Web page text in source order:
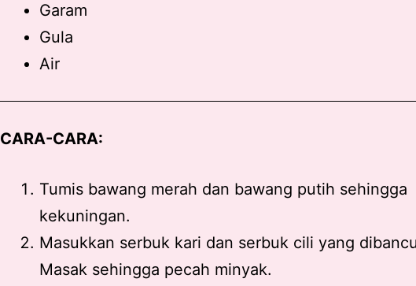
Garam
Gula
Air
CARA-CARA:
Tumis bawang merah dan bawang putih sehingga
kekuningan.
Masukkan serbuk kari dan serbuk cili yang
Masak sehingga pecah minyak.